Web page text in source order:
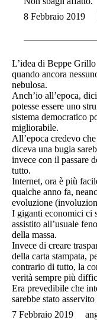
8 Febbraio 2019
L’idea di Beppe
quando ancora
nebulosa.
Anch’io all’epoca,
potesse essere uno
sistema democratico
migliorabile.
All’epoca credevo
diceva una bugia
invece con il passare
tutto.
Internet, ora è più
qualche anno fa,
evoluzione
I giganti economici ci
assistito all’usuale
della massa.
Invece di creare
della carta stampata,
contrario di tutto, la
verità sempre più
Era prevedibile che
sarebbe stato
7 Febbraio 2019